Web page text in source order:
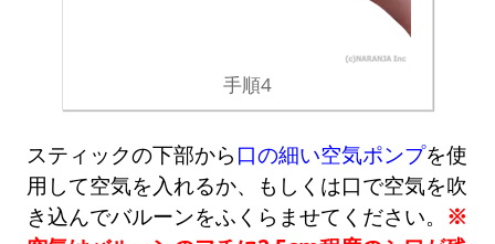
手順4
スティックの下部から 口の細い空気ポンプを使
用して空気を入れるか、もしくは口で空気を吹
き込んでバルーンをふくらませてください。 ※